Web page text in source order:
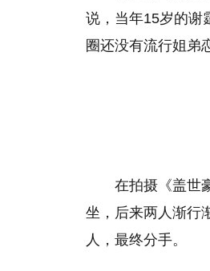
说，当年15岁的谢
圈还没有流行姐弟
在拍摄《盖世
坐，后来两人渐行
人，最终分手。